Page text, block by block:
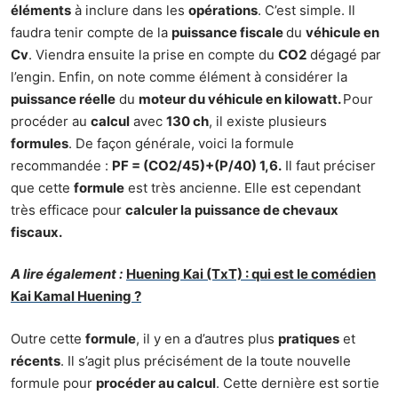
éléments à inclure dans les opérations. C’est simple. Il
faudra tenir compte de la puissance fiscaledu véhicule en
Cv. Viendra ensuite la prise en compte du CO2 dégagé par
l’engin. Enfin, on note comme élément à considérer la
puissance réelle du moteur du véhicule en kilowatt.Pour
procéder au calcul avec 130 ch, il existe plusieurs
formules. De façon générale, voici la formule
recommandée : PF = (CO2/45)+(P/40) 1,6. Il faut préciser
que cette formule est très ancienne. Elle est cependant
très efficace pour calculer la puissance de chevaux
fiscaux.
A lire également : Huening Kai (TxT) : qui est le comédien
Kai Kamal Huening ?
Outre cette formule, il y en a d’autres plus pratiques et
récents. Il s’agit plus précisément de la toute nouvelle
formule pour procéder au calcul. Cette dernière est sortie